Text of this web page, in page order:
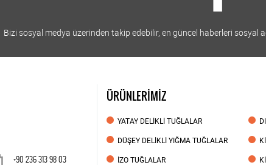
Bizi sosyal medya üzerinden takip edebilir, en güncel haberleri sosyal
+90 236 313 98 03
ÜRÜNLERİMİZ
YATAY DELİKLİ TUĞLALAR
DÜŞEY DELİKLİ YIĞMA TUĞLALAR
İZO TUĞLALAR